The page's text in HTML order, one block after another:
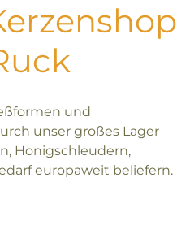
und
unser großes Lager
Honigschleudern,
europaweit beliefern.